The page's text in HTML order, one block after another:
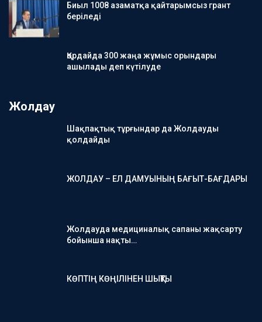
Биыл 1008 азаматқа қайтарымсыз грант
беріледі
Қордайда 300 жаңа жұмыс орындары
ашылады деп күтілуде
Жолдау
Шақпақтық тұрғындар да Жолдауды
қолдайды
ЖОЛДАУ – ЕЛ ДАМУЫНЫҢ БАҒЫТ-БАҒДАРЫ
Жолдауда медициналық сапаны жақсарту
бойынша нақты…
КӨПТІҢ КӨҢІЛІНЕН ШЫҚТЫ